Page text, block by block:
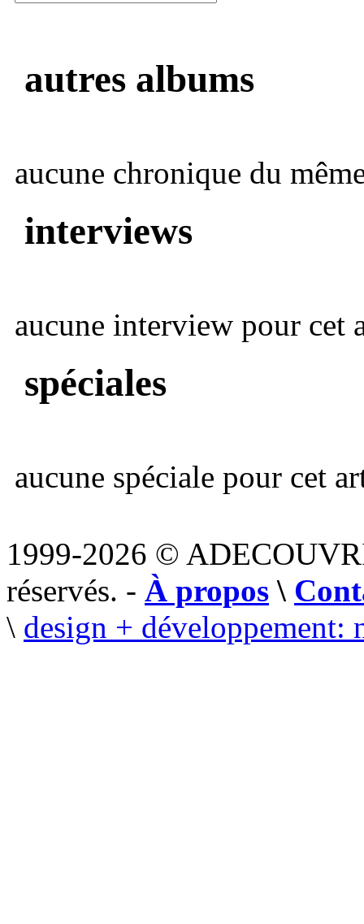
autres albums
aucune chronique du
interviews
aucune interview pour cet
spéciales
aucune spéciale pour cet
1999-2026 ©
réservés. - À propos \
\ design + développement: